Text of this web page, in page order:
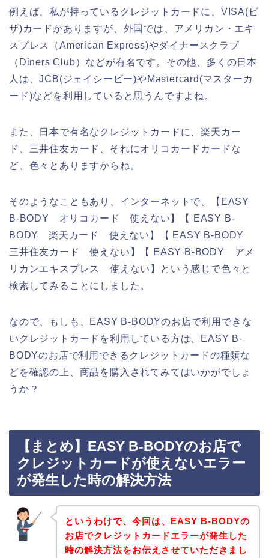
例えば、私が持っているクレジットカードに、VISA(ビ
ザ)カードがありますが、外国では、アメリカン・エキ
スプレス（American Express)やダイナースクラブ
（Diners Club）などが有名です。その他、多くの日本
人は、JCB(ジェイシービー)やMastercard(マスターカ
ード)などを利用していると思うんですよね。
また、日本で有名なクレジットカードに、楽天カー
ド、三井住友カード、それにオリコカードカードな
ど、色々とありますからね。
そのようなこともあり、インターネットで、【EASY
B-BODY オリコカード 使えない】【 EASY B-
BODY 楽天カード 使えない】【 EASY B-BODY
三井住友カード 使えない】【 EASY B-BODY アメ
リカンエキスプレス 使えない】という感じで色々と
検索してみることにしました。
なので、もしも、EASY B-BODYのお店で利用できな
いクレジットカードを利用している方は、EASY B-
BODYのお店で利用できるクレジットカードの種類な
どを確認の上、商品を購入されてみてはいかがでしょ
うか？
【まとめ】EASY B-BODYのお店で
クレジットカードが使えないエラー
が発生した時の解決方法
というわけで、今回は、EASY B-BODYの
お店でクレジットカードエラーが発生した
時の解決方法をお伝えさせていただきまし